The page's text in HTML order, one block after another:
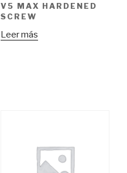
V5 MAX HARDENED
SCREW
Leer más